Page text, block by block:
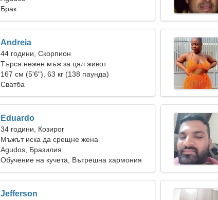
Брак
Andreia
44 години, Скорпион
Търся нежен мъж за цял живот
167 см (5'6"), 63 кг (138 паунда)
Сватба
Eduardo
34 години, Козирог
Мъжът иска да срещне жена
Agudos, Бразилия
Обучение на кучета, Вътрешна хармония
Jefferson